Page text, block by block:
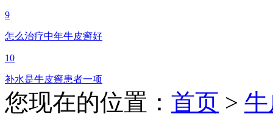
9
怎么治疗中年牛皮癣好
10
补水是牛皮癣患者一项
您现在的位置： 首页 >